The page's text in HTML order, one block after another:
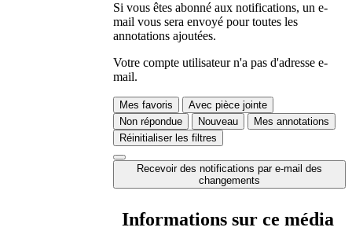
Si vous êtes abonné aux notifications, un e-
mail vous sera envoyé pour toutes les
annotations ajoutées.
Votre compte utilisateur n'a pas d'adresse e-
mail.
Mes favoris
Avec pièce jointe
Non répondue
Nouveau
Mes annotations
Réinitialiser les filtres
Recevoir des notifications par e-mail des
changements
Informations sur ce média